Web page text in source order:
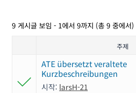
9 게시글 보임 - 1에서 9까지 (총 9 중에서)
주제
ATE übersetzt veraltete
Kurzbeschreibungen
시작: larsH-21